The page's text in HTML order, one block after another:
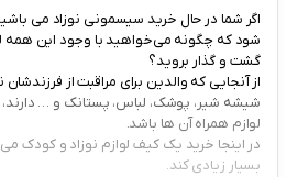
اگر شما در حال خرید سیسمونی نوزاد می
شود که چگونه می‌خواهید با وجود این همه
گشت و گذار بروید؟
از آنجایی که والدین برای مراقبت از
شیشه شیر، پوشک، لباس، پستانک و …
لوازم همراه آن ها باشد.
در اینجا خرید یک کیف لوازم نوزاد و کودک
بسیار زیادی کند.